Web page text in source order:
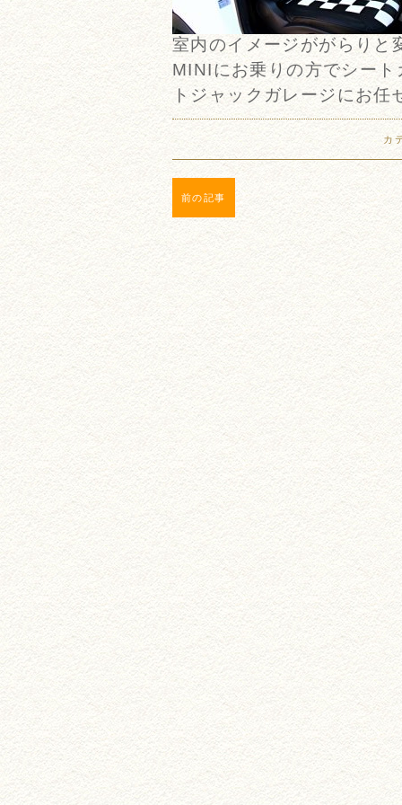
室内のイメージががらりと
MINIにお乗りの方でシー
トジャックガレージにお任
カ
前の記事